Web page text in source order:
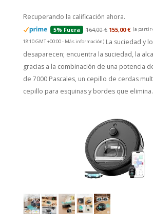
Recuperando la calificación ahora.
5% Fuera 164,00 € 155,00 € (a partir
18:10 GMT +00:00 - Más información) La suciedad y
desaparecen; encuentra la suciedad, la
gracias a la combinación de una potencia
de 7000 Pascales, un cepillo de cerdas
cepillo para esquinas y bordes que